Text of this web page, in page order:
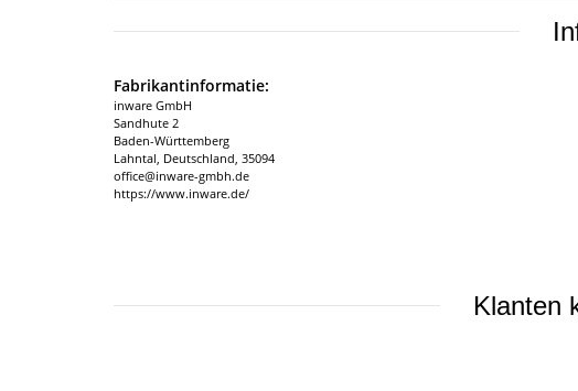
Fabrikantinformatie:
inware GmbH
Sandhute 2
Baden-Württemberg
Lahntal, Deutschland, 35094
office@inware-gmbh.de
https://www.inware.de/
Klanten